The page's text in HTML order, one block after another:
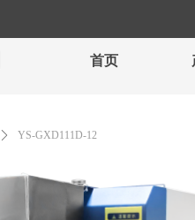
首页
ꄲ YS-GXD111D-12